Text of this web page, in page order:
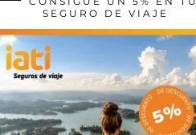
SEGURO DE VIAJE